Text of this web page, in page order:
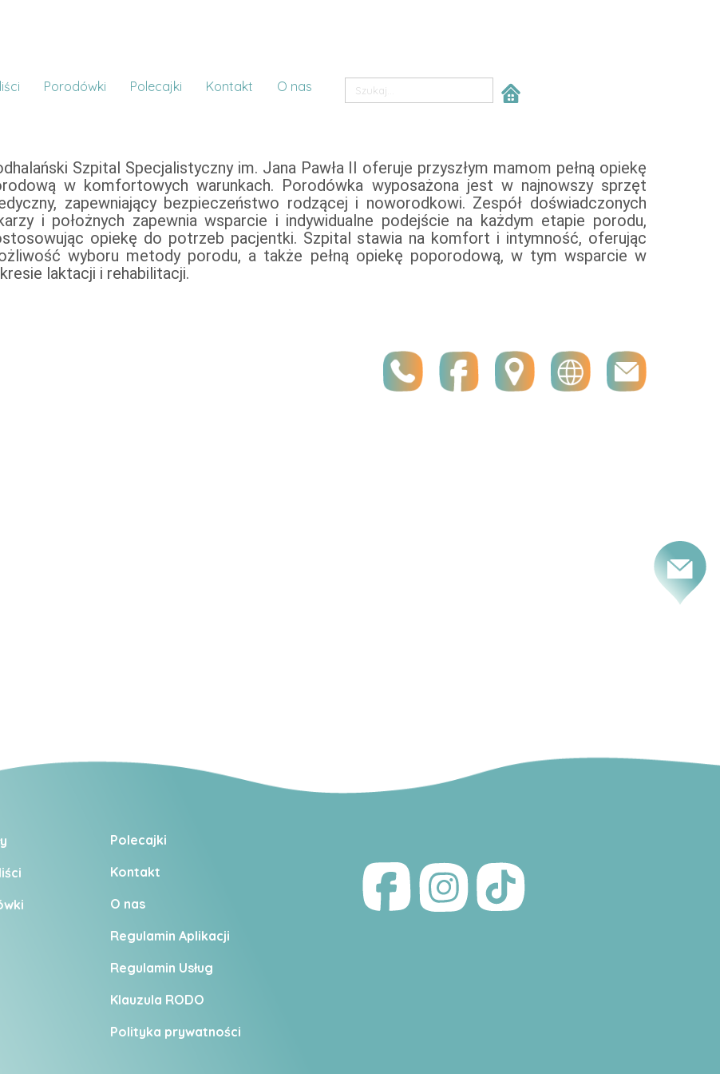
Porodówki Polecajki Kontakt O nas
Szpital Specjalistyczny im. Jana Pawła II oferuje przyszłym mamom pełną opiekę
w komfortowych warunkach. Porodówka wyposażona jest w najnowszy sprzęt
zapewniający bezpieczeństwo rodzącej i noworodkowi. Zespół doświadczonych
i położnych zapewnia wsparcie i indywidualne podejście na każdym etapie porodu,
opiekę do potrzeb pacjentki. Szpital stawia na komfort i intymność, oferując
wyboru metody porodu, a także pełną opiekę poporodową, w tym wsparcie w
laktacji i rehabilitacji.
Polecajki
Kontakt
O nas
Regulamin Aplikacji
Regulamin Usług
Klauzula RODO
Polityka prywatności